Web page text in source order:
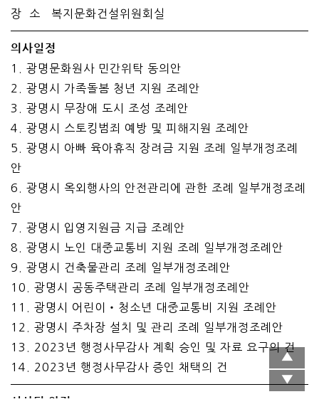
장 소 복지문화건설위원회실
의사일정
1. 광명문화원사 민간위탁 동의안
2. 광명시 가족돌봄 청년 지원 조례안
3. 광명시 무장애 도시 조성 조례안
4. 광명시 스토킹범죄 예방 및 피해지원 조례안
5. 광명시 아빠 육아휴직 장려금 지원 조례 일부개정조례
안
6. 광명시 옥외행사의 안전관리에 관한 조례 일부개정조례
안
7. 광명시 입영지원금 지급 조례안
8. 광명시 노인 대중교통비 지원 조례 일부개정조례안
9. 광명시 건축물관리 조례 일부개정조례안
10. 광명시 공동주택관리 조례 일부개정조례안
11. 광명시 어린이‧청소년 대중교통비 지원 조례안
12. 광명시 주차장 설치 및 관리 조례 일부개정조례안
13. 2023년 행정사무감사 계획 승인 및 자료 요구의 건
14. 2023년 행정사무감사 증인 채택의 건
심사된 안건